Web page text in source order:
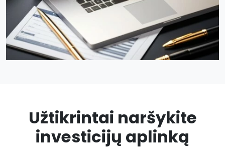
Užtikrintai naršykite
investicijų aplinką